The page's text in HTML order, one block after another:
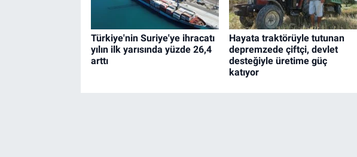
Türkiye'nin Suriye'ye ihracatı
yılın ilk yarısında yüzde 26,4
arttı
Hayata traktörüyle tutunan
depremzede çiftçi, devlet
desteğiyle üretime güç
katıyor